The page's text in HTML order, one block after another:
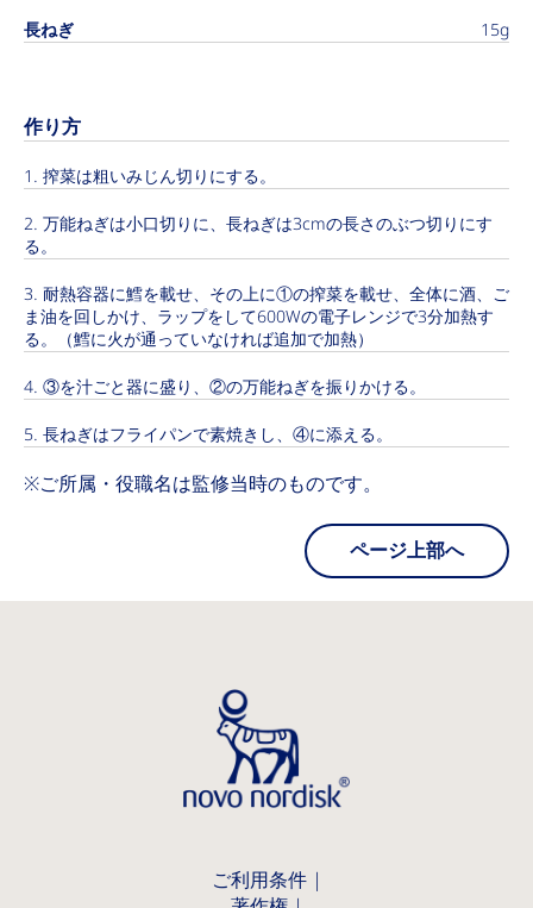
長ねぎ
15g
作り方
搾菜は粗いみじん切りにする。
万能ねぎは小口切りに、長ねぎは3cmの長さのぶつ切りにす
る。
耐熱容器に鱈を載せ、その上に①の搾菜を載せ、全体に酒、ご
ま油を回しかけ、ラップをして600Wの電子レンジで3分加熱す
る。（鱈に火が通っていなければ追加で加熱）
③を汁ごと器に盛り、②の万能ねぎを振りかける。
長ねぎはフライパンで素焼きし、④に添える。
※ご所属・役職名は監修当時のものです。
ページ上部へ
ご利用条件